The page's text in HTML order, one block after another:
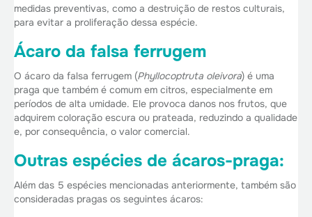
medidas preventivas, como a destruição de restos culturais,
para evitar a proliferação dessa espécie.
Ácaro da falsa ferrugem
O ácaro da falsa ferrugem (Phyllocoptruta oleivora) é uma
praga que também é comum em citros, especialmente em
períodos de alta umidade. Ele provoca danos nos frutos, que
adquirem coloração escura ou prateada, reduzindo a qualidade
e, por consequência, o valor comercial.
Outras espécies de ácaros-praga:
Além das 5 espécies mencionadas anteriormente, também são
consideradas pragas os seguintes ácaros: